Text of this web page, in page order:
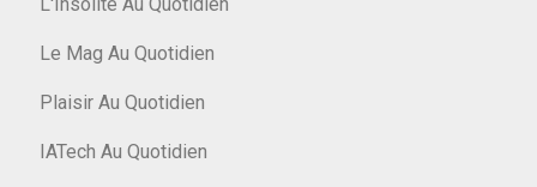
Le Mag Au Quotidien
Plaisir Au Quotidien
IATech Au Quotidien